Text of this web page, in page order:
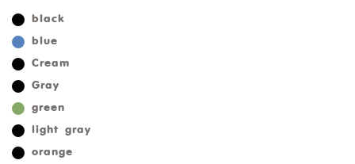
black
blue
Cream
Gray
green
light gray
orange